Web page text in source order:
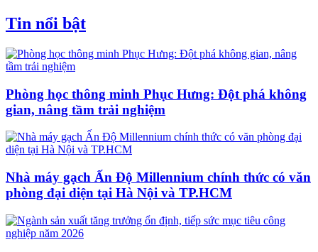
Tin nổi bật
Phòng học thông minh Phục Hưng: Đột phá không
gian, nâng tầm trải nghiệm
Nhà máy gạch Ấn Độ Millennium chính thức có văn
phòng đại diện tại Hà Nội và TP.HCM